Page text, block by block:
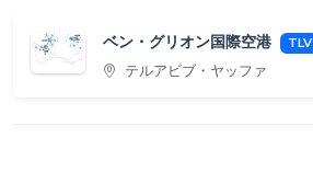
ベン・グリオン国際空港 TLV
テルアビブ・ヤッファ